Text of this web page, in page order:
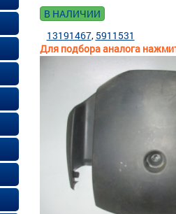
В НАЛИЧИИ
Для подбора аналога
13191467 5911531